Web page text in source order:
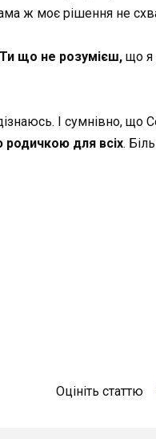
ж моє рішення не
Ти що не розумієш, що я
І сумнівно,
для всіх.
Оцініть статтю